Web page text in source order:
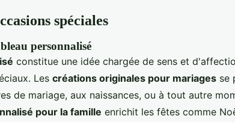
spéciales
personnalisé
constitue une idée chargée de sens et
Les créations originales pour mariages se
de mariage, aux naissances, ou à tout autre
pour la famille enrichit les fêtes comme